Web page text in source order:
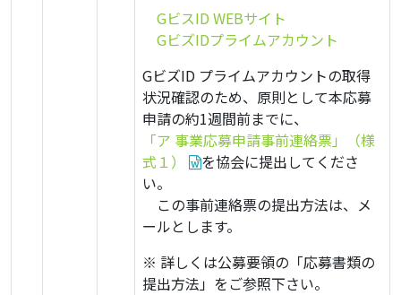
GビスID WEBサイト
GビズIDプライムアカウント
GビズID プライムアカウントの取得
状況確認のため、原則として本応募
申請の約1週間前までに、
「ア 事業応募申請事前連絡票」（様
式１）
を協会に提出してくださ
い。
この事前連絡票の提出方法は、メ
ールとします。
※ 詳しくは公募要領の「応募書類の
提出方法」をご参照下さい。